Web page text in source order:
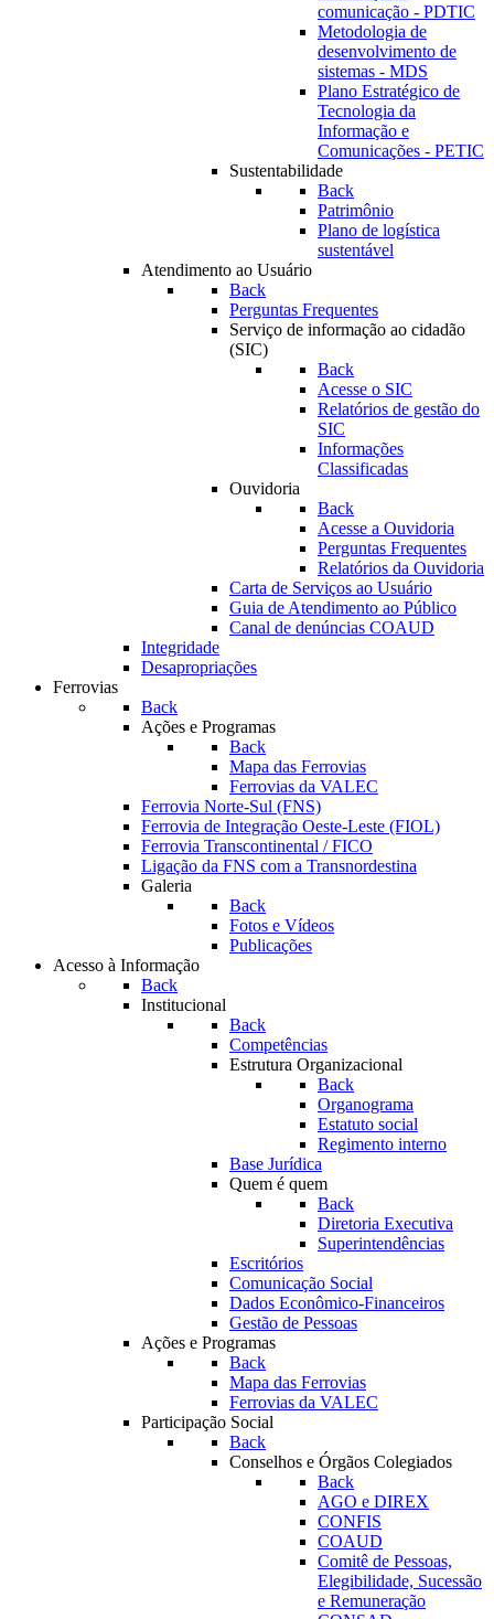
comunicação - PDTIC
Metodologia de
desenvolvimento de
sistemas - MDS
Plano Estratégico de
Tecnologia da
Informação e
Comunicações - PETIC
Sustentabilidade
Back
Patrimônio
Plano de logística
sustentável
Atendimento ao Usuário
Back
Perguntas Frequentes
Serviço de informação ao cidadão
(SIC)
Back
Acesse o SIC
Relatórios de gestão do
SIC
Informações
Classificadas
Ouvidoria
Back
Acesse a Ouvidoria
Perguntas Frequentes
Relatórios da Ouvidoria
Carta de Serviços ao Usuário
Guia de Atendimento ao Público
Canal de denúncias COAUD
Integridade
Desapropriações
Ferrovias
Back
Ações e Programas
Back
Mapa das Ferrovias
Ferrovias da VALEC
Ferrovia Norte-Sul (FNS)
Ferrovia de Integração Oeste-Leste (FIOL)
Ferrovia Transcontinental / FICO
Ligação da FNS com a Transnordestina
Galeria
Back
Fotos e Vídeos
Publicações
Acesso à Informação
Back
Institucional
Back
Competências
Estrutura Organizacional
Back
Organograma
Estatuto social
Regimento interno
Base Jurídica
Quem é quem
Back
Diretoria Executiva
Superintendências
Escritórios
Comunicação Social
Dados Econômico-Financeiros
Gestão de Pessoas
Ações e Programas
Back
Mapa das Ferrovias
Ferrovias da VALEC
Participação Social
Back
Conselhos e Órgãos Colegiados
Back
AGO e DIREX
CONFIS
COAUD
Comitê de Pessoas,
Elegibilidade, Sucessão
e Remuneração